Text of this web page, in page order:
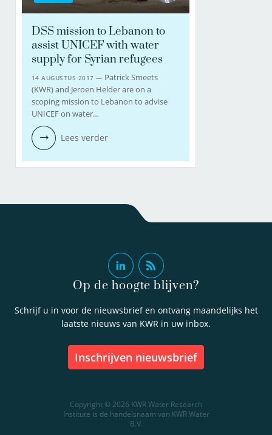
DSS mission to Lebanon to
assist UNICEF with water
supply for Syrian refugees
14 AUGUSTUS 2017 — Patrick Smeets
(KWR) and Jeroen Helder are on a
scoping mission to Lebanon to advise
UNICEF on water…
Lees verder
Op de hoogte blijven?
Schrijf u in voor de nieuwsbrief en ontvang maandelijks het
laatste nieuws van KWR in uw inbox.
inschrijven nieuwsbrief
Copyright © 2026 KWR Water Research
Institute is de handelsnaam van KWR Water
B.V.